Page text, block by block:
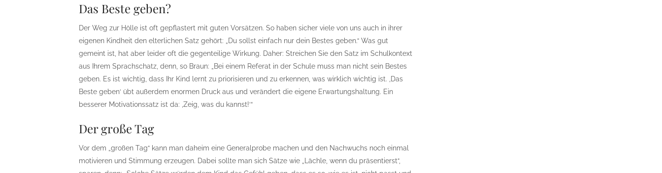
Das Beste geben?
Der Weg zur Hölle ist oft gepflastert mit guten Vorsätzen. So haben sicher viele von uns auch in ihrer
eigenen Kindheit den elterlichen Satz gehört: „Du sollst einfach nur dein Bestes geben.“ Was gut
gemeint ist, hat aber leider oft die gegenteilige Wirkung. Daher: Streichen Sie den Satz im Schulkontext
aus Ihrem Sprachschatz, denn, so Braun: „Bei einem Referat in der Schule muss man nicht sein Bestes
geben. Es ist wichtig, dass Ihr Kind lernt zu priorisieren und zu erkennen, was wirklich wichtig ist. ‚Das
Beste geben‘ übt außerdem enormen Druck aus und verändert die eigene Erwartungshaltung. Ein
besserer Motivationssatz ist da: ‚Zeig, was du kannst!‘“
Der große Tag
Vor dem „großen Tag“ kann man daheim eine Generalprobe machen und den Nachwuchs noch einmal
motivieren und Stimmung erzeugen. Dabei sollte man sich Sätze wie „Lächle, wenn du präsentierst“,